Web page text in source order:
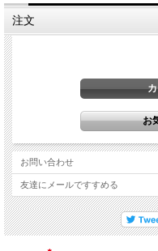
注文
お問い合わせ
友達にメールですすめる